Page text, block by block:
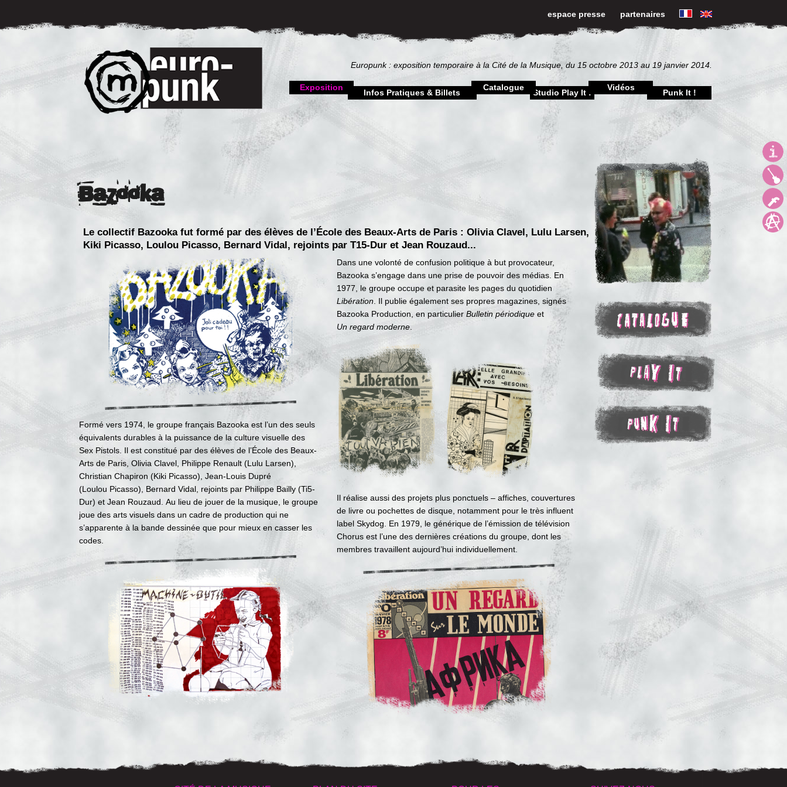
espace presse partenaires
Europunk : exposition temporaire à la Cité de la Musique, du 15 octobre 2013 au 19 janvier 2014.
Exposition
Infos Pratiques & Billets
Catalogue
Studio Play It !
Vidéos
Punk It !
Bazooka
Le collectif Bazooka fut formé par des élèves de l’École des Beaux-Arts de Paris : Olivia Clavel, Lulu Larsen,
Kiki Picasso, Loulou Picasso, Bernard Vidal, rejoints par T15-Dur et Jean Rouzaud...
Formé vers 1974, le groupe français Bazooka est l’un des seuls
équivalents durables à la puissance de la culture visuelle des
Sex Pistols. Il est constitué par des élèves de l’École des Beaux-
Arts de Paris, Olivia Clavel, Philippe Renault (Lulu Larsen),
Christian Chapiron (Kiki Picasso), Jean-Louis Dupré
(Loulou Picasso), Bernard Vidal, rejoints par Philippe Bailly (Ti5-
Dur) et Jean Rouzaud. Au lieu de jouer de la musique, le groupe
joue des arts visuels dans un cadre de production qui ne
s’apparente à la bande dessinée que pour mieux en casser les
codes.
Dans une volonté de confusion politique à but provocateur,
Bazooka s’engage dans une prise de pouvoir des médias. En
1977, le groupe occupe et parasite les pages du quotidien
Libération. Il publie également ses propres magazines, signés
Bazooka Production, en particulierBulletin périodique et
Un regard moderne.
Il réalise aussi des projets plus ponctuels – affiches, couvertures
de livre ou pochettes de disque, notamment pour le très influent
label Skydog. En 1979, le générique de l’émission de télévision
Chorus est l’une des dernières créations du groupe, dont les
membres travaillent aujourd’hui individuellement.